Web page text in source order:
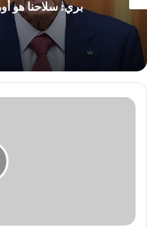
بري: سلاحنا هو